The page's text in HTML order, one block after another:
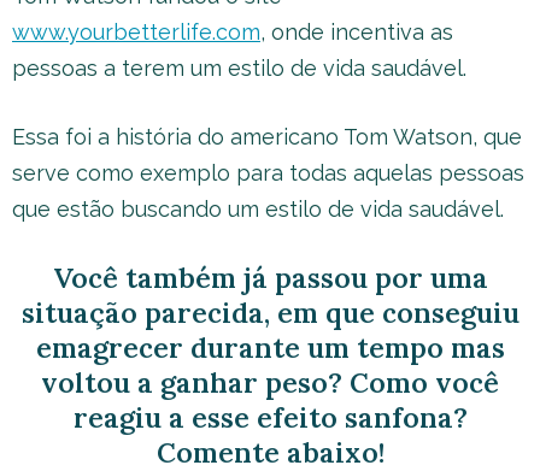
www.yourbetterlife.com, onde incentiva as
pessoas a terem um estilo de vida saudável.
Essa foi a história do americano Tom Watson, que
serve como exemplo para todas aquelas pessoas
que estão buscando um estilo de vida saudável.
Você também já passou por uma
situação parecida, em que conseguiu
emagrecer durante um tempo mas
voltou a ganhar peso? Como você
reagiu a esse efeito sanfona?
Comente abaixo!